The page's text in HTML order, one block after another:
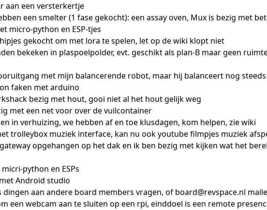
aan een versterkertje
een smelter (1 fase gekocht): een assay oven, Mux is bezig met
micro-python en ESP-tjes
gekocht om met lora te spelen, let op de wiki klopt niet
bekeken in plaspoelpolder, evt. geschikt als plan-B maar geen
met mijn balancerende robot, maar hij balanceert nog
faken met arduino
bezig met hout, gooi niet al het hout gelijk weg
met een net voor over de vuilcontainer
in verhuizing, we hebben af en toe klusdagen, kom helpen, zie wiki
trolleybox muziek interface, kan nu ook youtube filmpjes muziek
opgehangen op het dak en ik ben bezig met kijken wat het
python en ESPs
Android studio
dingen aan andere board members vragen, of board@revspace.nl
een webcam aan te sluiten op een rpi, einddoel is een remote